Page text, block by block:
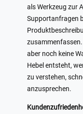
als Werkzeug zur
Supportanfragen
aber noch keine
Hebel entsteht,
zu verstehen,
anzusprechen.